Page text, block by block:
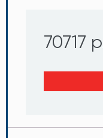
70717